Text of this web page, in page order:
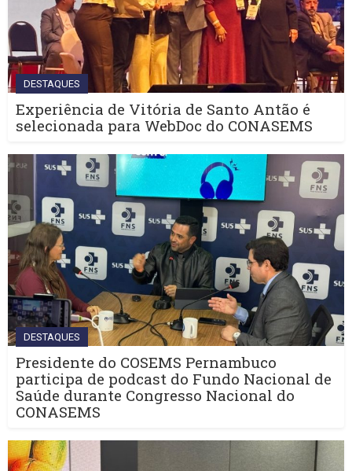
DESTAQUES
Experiência de Vitória de Santo Antão é
selecionada para WebDoc do CONASEMS
DESTAQUES
Presidente do COSEMS Pernambuco
participa de podcast do Fundo Nacional de
Saúde durante Congresso Nacional do
CONASEMS